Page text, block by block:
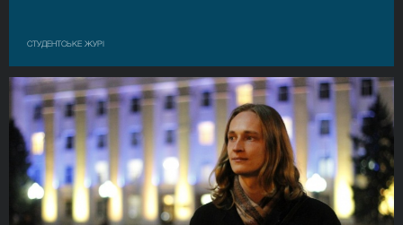
СТУДЕНТСЬКЕ ЖУРІ